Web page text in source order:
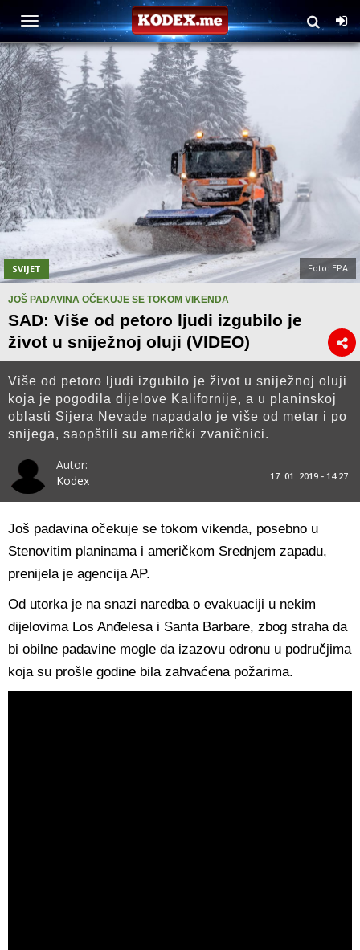
SVIJET Foto: EPA
JOŠ PADAVINA OČEKUJE SE TOKOM VIKENDA
SAD: Više od petoro ljudi izgubilo je
život u sniježnoj oluji (VIDEO)
Više od petoro ljudi izgubilo je život u sniježnoj oluji
koja je pogodila dijelove Kalifornije, a u planinskoj
oblasti Sijera Nevade napadalo je više od metar i po
snijega, saopštili su američki zvaničnici.
Autor:
Kodex
17. 01. 2019 - 14:27
Još padavina očekuje se tokom vikenda, posebno u
Stenovitim planinama i američkom Srednjem zapadu,
prenijela je agencija AP.
Od utorka je na snazi naredba o evakuaciji u nekim
dijelovima Los Anđelesa i Santa Barbare, zbog straha da
bi obilne padavine mogle da izazovu odronu u područjima
koja su prošle godine bila zahvaćena požarima.